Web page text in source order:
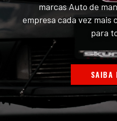
marcas Auto de
empresa cada vez mais
para
SAIBA